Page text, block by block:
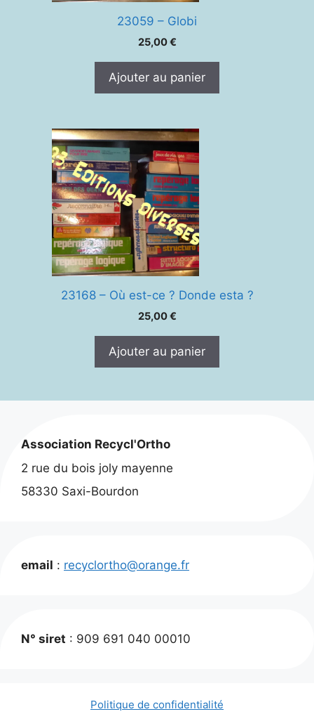
23059 – Globi
25,00€
Ajouter au panier
23168 – Où est-ce ? Donde esta ?
25,00€
Ajouter au panier
Association Recycl'Ortho
2 rue du bois joly mayenne
58330 Saxi-Bourdon
email : recyclortho@orange.fr
N° siret : 909 691 040 00010
Politique de confidentialité